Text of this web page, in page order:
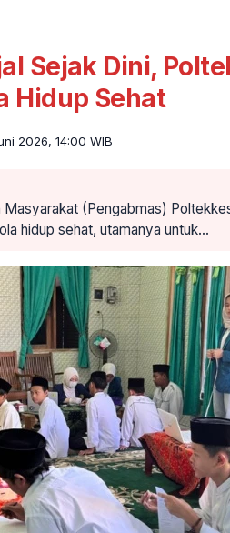
Sejak Dini,
Hidup Sehat
2026, 14:00 WIB
(Pengabmas)
hidup sehat, utamanya untuk…